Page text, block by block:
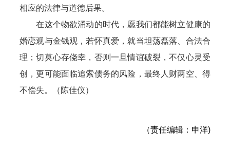
相应的法律与道德后果。
在这个物欲涌动的时代，愿我们都能树立健康的
婚恋观与金钱观，若怀真爱，就当坦荡磊落、合法合
理；切莫心存侥幸，否则一旦情谊破裂，不仅心灵受
创，更可能面临追索债务的风险，最终人财两空、得
不偿失。（陈佳仪）
（责任编辑：申洋)